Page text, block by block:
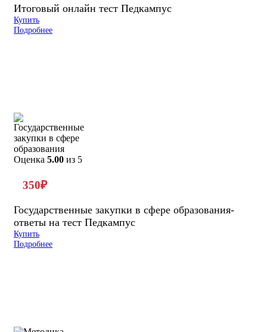
Итоговый онлайн тест Педкампус
Купить
Подробнее
Оценка 5.00 из 5
350₽
Государственные закупки в сфере образования-
ответы на тест Педкампус
Купить
Подробнее